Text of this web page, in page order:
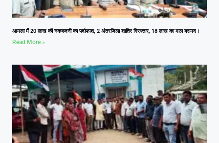
आमला में 20 लाख की नकबजनी का पर्दाफाश, 2 अंतरजिला शातिर गिरफ्तार, 18 लाख का माल बरामद।
Read More »